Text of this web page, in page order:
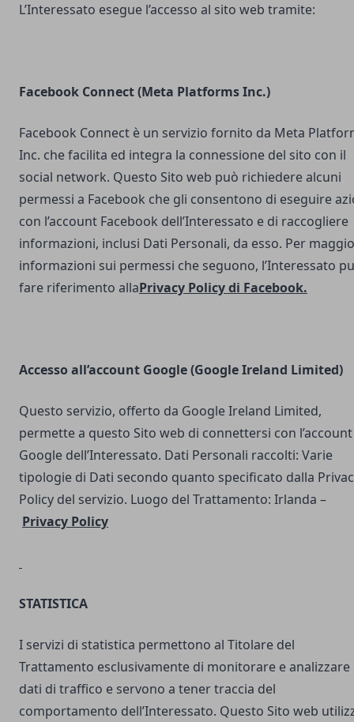
L’Interessato esegue l’accesso al sito web tramite:
Facebook Connect (Meta Platforms Inc.)
Facebook Connect è un servizio fornito da Meta
Inc. che facilita ed integra la connessione del sito con il
social network. Questo Sito web può richiedere alcuni
permessi a Facebook che gli consentono di eseguire
con l’account Facebook dell’Interessato e di raccogliere
informazioni, inclusi Dati Personali, da esso. Per
informazioni sui permessi che seguono, l’Interessato
fare riferimento allaPrivacy Policy di Facebook.
Accesso all’account Google (Google Ireland Limited)
Questo servizio, offerto da Google Ireland Limited,
permette a questo Sito web di connettersi con l’account
Google dell’Interessato. Dati Personali raccolti: Varie
tipologie di Dati secondo quanto specificato dalla
Policy del servizio. Luogo del Trattamento: Irlanda –
Privacy Policy
STATISTICA
I servizi di statistica permettono al Titolare del
Trattamento esclusivamente di monitorare e analizzare
dati di traffico e servono a tener traccia del
comportamento dell’Interessato. Questo Sito web